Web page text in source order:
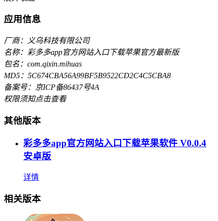
应用信息
厂商：义乌科技有限公司
名称：彩多多app官方网站入口下载苹果官方最新版
包名：com.qixin.mihuas
MD5：5C674CBA56A99BF5B9522CD2C4C5CBA8
备案号：京ICP备86437号4A
权限须知点击查看
其他版本
彩多多app官方网站入口下载苹果软件 V0.0.4
安卓版
详情
相关版本